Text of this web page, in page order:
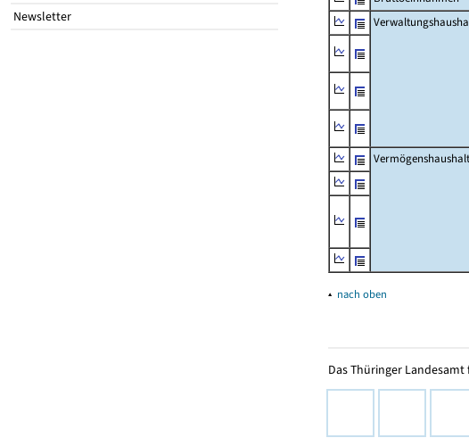
Newsletter
Vermögenshaushalt
▴ nach oben
Das Thüringer